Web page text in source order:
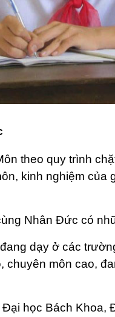
theo quy trình
kinh nghiệm của
Nhân Đức có
dạy ở các
chuyên môn cao,
học Bách Khoa,